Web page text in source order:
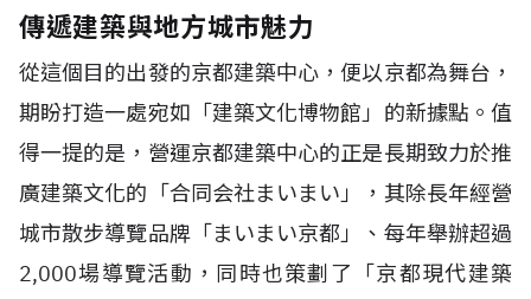
傳遞建築與地方城市魅力
從這個目的出發的京都建築中心，便以京都為舞台，
期盼打造一處宛如「建築文化博物館」的新據點。值
得一提的是，營運京都建築中心的正是長期致力於推
廣建築文化的「合同会社まいまい」，其除長年經營
城市散步導覽品牌「まいまい京都」、每年舉辦超過
2,000場導覽活動，同時也策劃了「京都現代建築